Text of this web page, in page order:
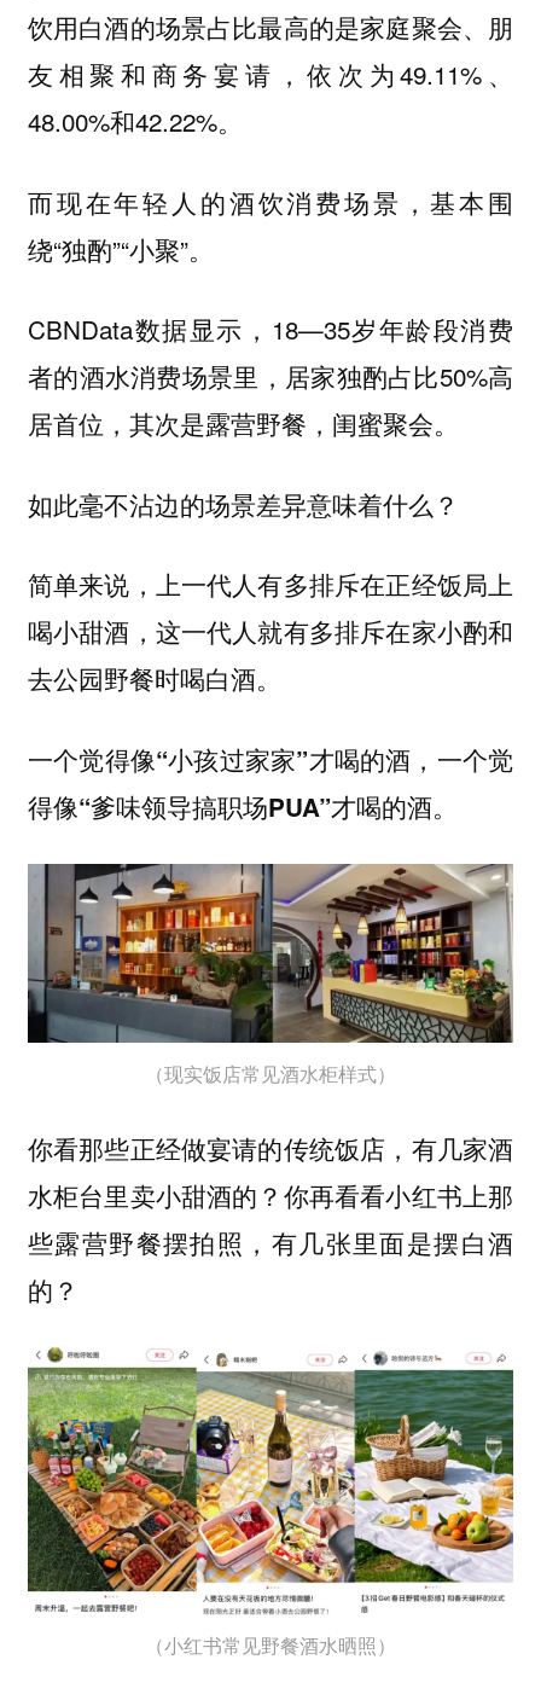
饮用白酒的场景占比最高的是家庭聚会、朋
友相聚和商务宴请，依次为49.11%、
48.00%和42.22%。
而现在年轻人的酒饮消费场景，基本围
绕“独酌”“小聚”。
CBNData数据显示，18—35岁年龄段消费
者的酒水消费场景里，居家独酌占比50%高
居首位，其次是露营野餐，闺蜜聚会。
如此毫不沾边的场景差异意味着什么？
简单来说，上一代人有多排斥在正经饭局上
喝小甜酒，这一代人就有多排斥在家小酌和
去公园野餐时喝白酒。
一个觉得像“小孩过家家”才喝的酒，一个觉
得像“爹味领导搞职场PUA”才喝的酒。
（现实饭店常见酒水柜样式）
你看那些正经做宴请的传统饭店，有几家酒
水柜台里卖小甜酒的？你再看看小红书上那
些露营野餐摆拍照，有几张里面是摆白酒
的？
（小红书常见野餐酒水晒照）